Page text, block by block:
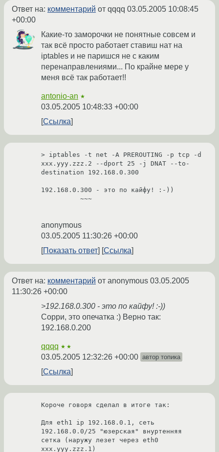
Ответ на: комментарий от qqqq 03.05.2005 10:08:45
+00:00
Какие-то заморочки не понятные совсем и
так всё просто работает ставиш нат на
iptables и не паришся не с каким
перенаправлениями... По крайне мере у
меня всё так работает!!
antonio-an ★
03.05.2005 10:48:33 +00:00
Ссылка
> iptables -t net -A PREROUTING -p tcp -d
xxx.yyy.zzz.2 --dport 25 -j DNAT --to-
destination 192.168.0.300
192.168.0.300 - это по кайфу! :-))
anonymous
03.05.2005 11:30:26 +00:00
Показать ответ
Ссылка
Ответ на: комментарий от anonymous 03.05.2005
11:30:26 +00:00
>192.168.0.300 - это по кайфу! :-))
Сорри, это опечатка :) Верно так:
192.168.0.200
qqqq ★★
03.05.2005 12:32:26 +00:00 автор топика
Ссылка
Короче говоря сделал в итоге так:
Для eth1 ip 192.168.0.1, сеть
192.168.0.0/25 "юзерская" внуртенняя
сетка (наружу лезет через eth0
xxx.yyy.zzz.1)